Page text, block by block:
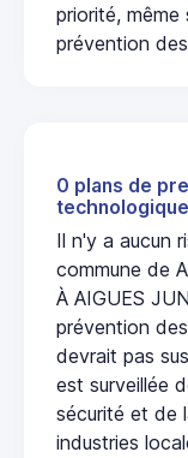
priorité, même
prévention
0 plans de
technologique
Il n'y a aucun
commune de
À AIGUES
prévention
devrait pas
est surveillée
sécurité et de
industries